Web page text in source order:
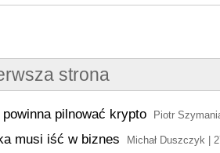
strona
powinna pilnować krypto Piotr
musi iść w biznes Michał Duszczyk |